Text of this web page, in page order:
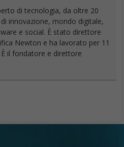
di tecnologia, da oltre 20
innovazione, mondo digitale,
e social. È stato direttore
Newton e ha lavorato per 11
il fondatore e direttore